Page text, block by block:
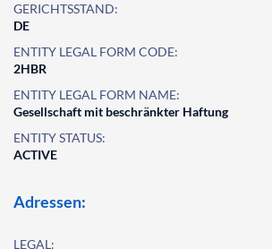
GERICHTSSTAND:
DE
ENTITY LEGAL FORM CODE:
2HBR
ENTITY LEGAL FORM NAME:
Gesellschaft mit beschränkter Haftung
ENTITY STATUS:
ACTIVE
Adressen:
LEGAL: